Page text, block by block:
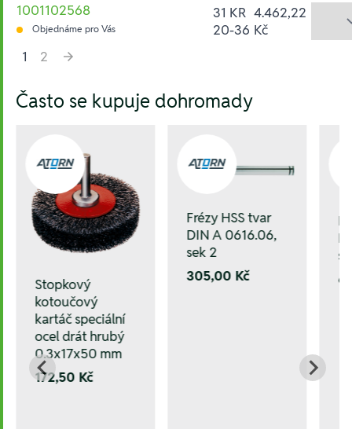
1001102568
Objednáme pro Vás
31 KR
20-36
4.462,22
Kč
1
2
Často se kupuje dohromady
Stopkový
kotoučový
kartáč speciální
ocel drát hrubý
0.3x17x50 mm
172,50 Kč
Frézy HSS tvar
DIN A 0616.06,
sek 2
305,00 Kč